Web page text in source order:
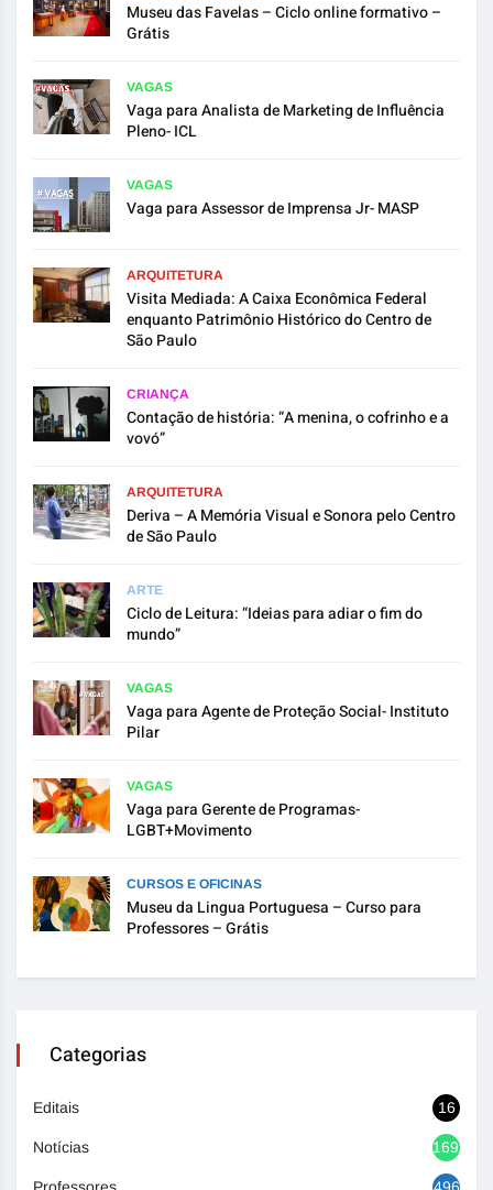
Museu das Favelas – Ciclo online formativo –
Grátis
VAGAS
Vaga para Analista de Marketing de Influência
Pleno- ICL
VAGAS
Vaga para Assessor de Imprensa Jr- MASP
ARQUITETURA
Visita Mediada: A Caixa Econômica Federal
enquanto Patrimônio Histórico do Centro de
São Paulo
CRIANÇA
Contação de história: “A menina, o cofrinho e a
vovó”
ARQUITETURA
Deriva – A Memória Visual e Sonora pelo Centro
de São Paulo
ARTE
Ciclo de Leitura: “Ideias para adiar o fim do
mundo”
VAGAS
Vaga para Agente de Proteção Social- Instituto
Pilar
VAGAS
Vaga para Gerente de Programas-
LGBT+Movimento
CURSOS E OFICINAS
Museu da Lingua Portuguesa – Curso para
Professores – Grátis
Categorias
Editais 16
Notícias 1692